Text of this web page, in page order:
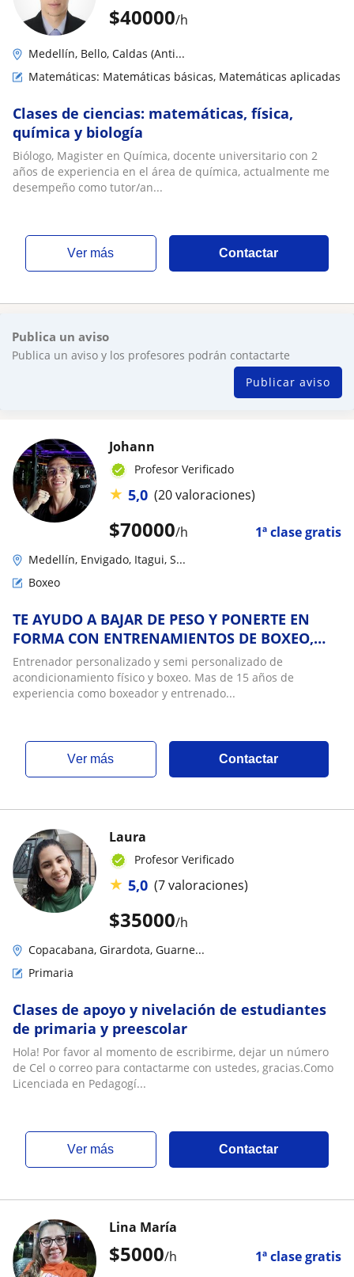
$40000/h
Medellín, Bello, Caldas (Anti...
Matemáticas: Matemáticas básicas, Matemáticas aplicadas
Clases de ciencias: matemáticas, física,
química y biología
Biólogo, Magister en Química, docente universitario con 2
años de experiencia en el área de química, actualmente me
desempeño como tutor/an...
ver más Contactar
Publica un aviso
Publica un aviso y los profesores podrán contactarte
Publicar aviso
$70000/h 1ª clase gratis
Johann
Profesor Verificado
★ 5,0 (20 valoraciones)
Medellín, Envigado, Itagui, S...
Boxeo
TE AYUDO A BAJAR DE PESO Y PONERTE EN
FORMA CON ENTRENAMIENTOS DE BOXEO,
AUNQUE NUNCA HAYAS BOXEADO 🥊
Entrenador personalizado y semi personalizado de
acondicionamiento físico y boxeo. Mas de 15 años de
experiencia como boxeador y entrenado...
ver más Contactar
$35000/h
Laura
Profesor Verificado
★ 5,0 (7 valoraciones)
Copacabana, Girardota, Guarne...
Primaria
Clases de apoyo y nivelación de estudiantes
de primaria y preescolar
Hola! Por favor al momento de escribirme, dejar un número
de Cel o correo para contactarme con ustedes, gracias.Como
Licenciada en Pedagogí...
ver más Contactar
$5000/h 1ª clase gratis
Lina María